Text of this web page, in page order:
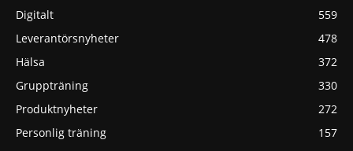
Digitalt
559
Leverantörsnyheter
478
Hälsa
372
Gruppträning
330
Produktnyheter
272
Personlig träning
157